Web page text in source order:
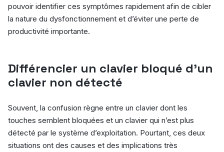
pouvoir identifier ces symptômes rapidement afin de cibler
la nature du dysfonctionnement et d’éviter une perte de
productivité importante.
Différencier un clavier bloqué d’un
clavier non détecté
Souvent, la confusion règne entre un clavier dont les
touches semblent bloquées et un clavier qui n’est plus
détecté par le système d’exploitation. Pourtant, ces deux
situations ont des causes et des implications très